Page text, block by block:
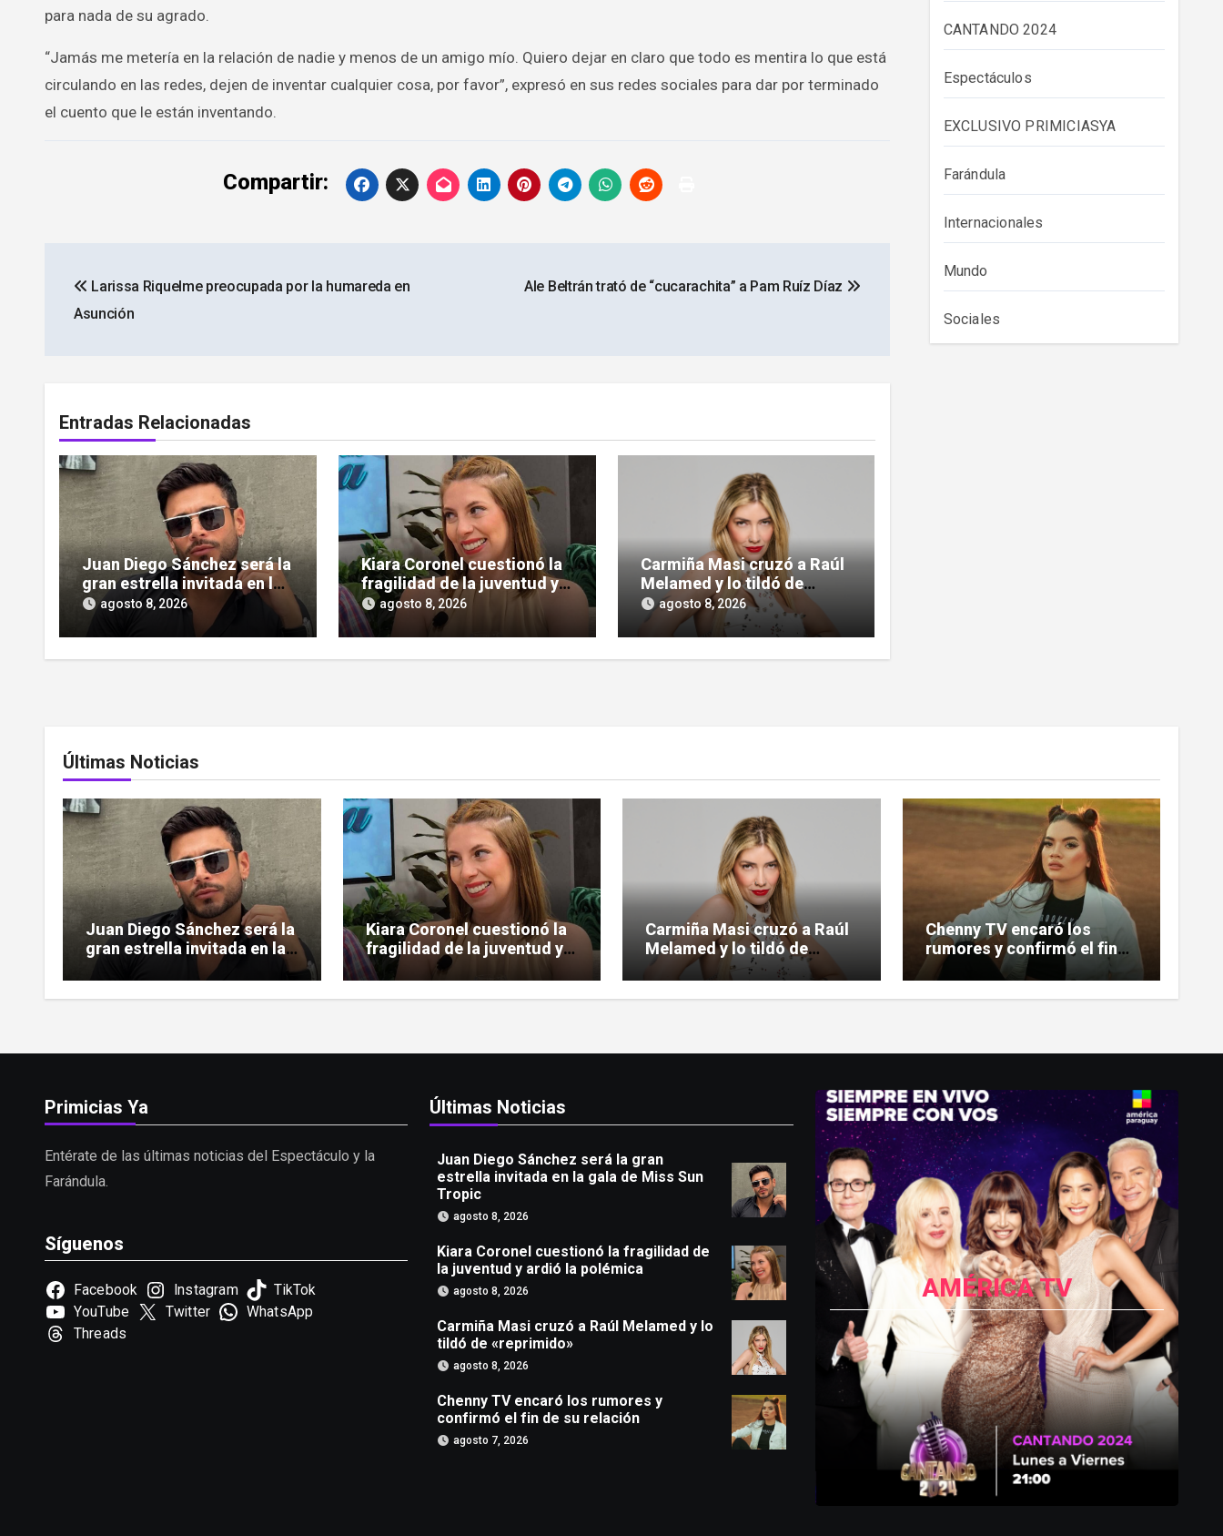
para nada de su agrado.
“Jamás me metería en la relación de nadie y menos de un amigo mío. Quiero dejar en claro que todo es mentira lo que está
circulando en las redes, dejen de inventar cualquier cosa, por favor”, expresó en sus redes sociales para dar por terminado
el cuento que le están inventando.
Compartir:
de
Larissa Riquelme preocupada por la humareda en
Asunción
Ale Beltrán trató de “cucarachita” a Pam Ruíz Díaz
Entradas Relacionadas
Juan Diego Sánchez será la
gran estrella invitada en la
gala de Miss Sun Tropic
agosto 8, 2026
Kiara Coronel cuestionó la
fragilidad de la juventud y
ardió la polémica
agosto 8, 2026
Carmiña Masi cruzó a Raúl
Melamed y lo tildó de
«reprimido»
agosto 8, 2026
CANTANDO 2024
Espectáculos
EXCLUSIVO PRIMICIASYA
Farándula
Internacionales
Mundo
Sociales
Últimas Noticias
Juan Diego Sánchez será la
gran estrella invitada en la
gala de Miss Sun Tropic
Kiara Coronel cuestionó la
fragilidad de la juventud y
ardió la polémica
Carmiña Masi cruzó a Raúl
Melamed y lo tildó de
«reprimido»
Chenny TV encaró los
rumores y confirmó el fin
de su relación
Primicias Ya
Entérate de las últimas noticias del Espectáculo y la
Farándula.
Síguenos
Facebook Instagram
TikTok
YouTube
Twitter
WhatsApp
Threads
Últimas Noticias
Juan Diego Sánchez será la gran
estrella invitada en la gala de Miss Sun
Tropic
agosto 8, 2026
Kiara Coronel cuestionó la fragilidad de
la juventud y ardió la polémica
agosto 8, 2026
Carmiña Masi cruzó a Raúl Melamed y lo
tildó de «reprimido»
agosto 8, 2026
Chenny TV encaró los rumores y
confirmó el fin de su relación
agosto 7, 2026
AMÉRICA TV